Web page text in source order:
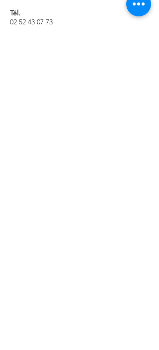
Tél.
02 52 43 07 73